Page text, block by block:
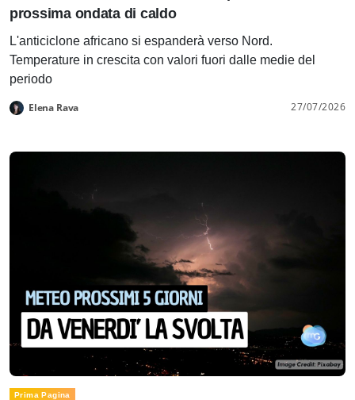
prossima ondata di caldo
L'anticiclone africano si espanderà verso Nord.
Temperature in crescita con valori fuori dalle medie del
periodo
Elena Rava 27/07/2026
Prima Pagina